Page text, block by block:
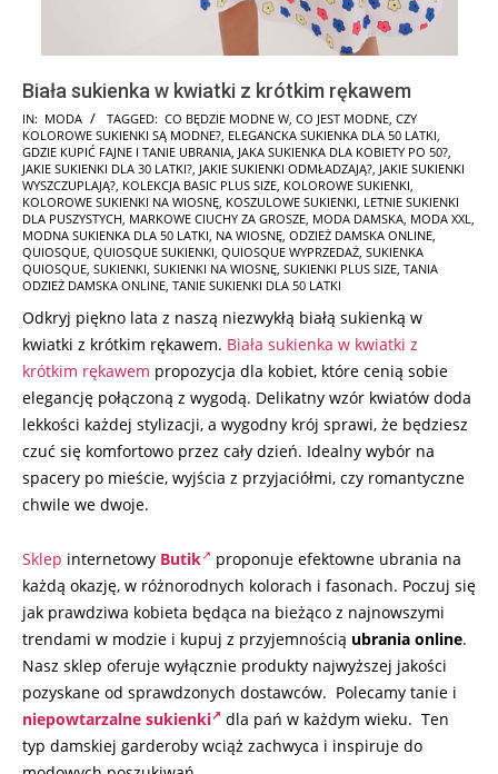
Biała sukienka w kwiatki z krótkim rękawem
2024-
08-
08
IN: MODA TAGGED: CO BĘDZIE MODNE W, CO JEST MODNE, CZY
KOLOROWE SUKIENKI SĄ MODNE?, ELEGANCKA SUKIENKA DLA 50 LATKI,
GDZIE KUPIĆ FAJNE I TANIE UBRANIA, JAKA SUKIENKA DLA KOBIETY PO 50?,
JAKIE SUKIENKI DLA 30 LATKI?, JAKIE SUKIENKI ODMŁADZAJĄ?, JAKIE SUKIENKI
WYSZCZUPLAJĄ?, KOLEKCJA BASIC PLUS SIZE, KOLOROWE SUKIENKI,
KOLOROWE SUKIENKI NA WIOSNĘ, KOSZULOWE SUKIENKI, LETNIE SUKIENKI
DLA PUSZYSTYCH, MARKOWE CIUCHY ZA GROSZE, MODA DAMSKA, MODA XXL,
MODNA SUKIENKA DLA 50 LATKI, NA WIOSNĘ, ODZIEŻ DAMSKA ONLINE,
QUIOSQUE, QUIOSQUE SUKIENKI, QUIOSQUE WYPRZEDAŻ, SUKIENKA
QUIOSQUE, SUKIENKI, SUKIENKI NA WIOSNĘ, SUKIENKI PLUS SIZE, TANIA
ODZIEŻ DAMSKA ONLINE, TANIE SUKIENKI DLA 50 LATKI
Odkryj piękno lata z naszą niezwykłą białą sukienką w
kwiatki z krótkim rękawem. Biała sukienka w kwiatki z
krótkim rękawem propozycja dla kobiet, które cenią sobie
elegancję połączoną z wygodą. Delikatny wzór kwiatów doda
lekkości każdej stylizacji, a wygodny krój sprawi, że będziesz
czuć się komfortowo przez cały dzień. Idealny wybór na
spacery po mieście, wyjścia z przyjaciółmi, czy romantyczne
chwile we dwoje.
Sklep internetowy Butik proponuje efektowne ubrania na
każdą okazję, w różnorodnych kolorach i fasonach. Poczuj się
jak prawdziwa kobieta będąca na bieżąco z najnowszymi
trendami w modzie i kupuj z przyjemnością ubrania online.
Nasz sklep oferuje wyłącznie produkty najwyższej jakości
pozyskane od sprawdzonych dostawców. Polecamy tanie i
niepowtarzalne sukienki
dla pań w każdym wieku. Ten
typ damskiej garderoby wciąż zachwyca i inspiruje do